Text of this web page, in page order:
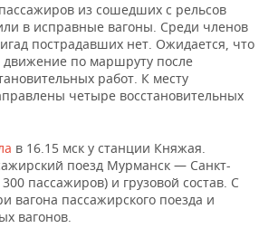
СПОРТА
из сошедших с рельсов
в исправные вагоны. Среди членов
пострадавших нет. Ожидается, что
движение по маршруту после
работ. К месту
четыре восстановительных
в 16.15 мск у станции Княжая.
поезд Мурманск — Санкт-
пассажиров) и грузовой состав. С
вагона пассажирского поезда и
вагонов.